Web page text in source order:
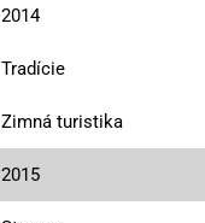
2014
Tradície
Zimná turistika
2015